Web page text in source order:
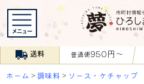
送料 普通便950円〜
ホーム > 調味料 > ソース・ケチャップ